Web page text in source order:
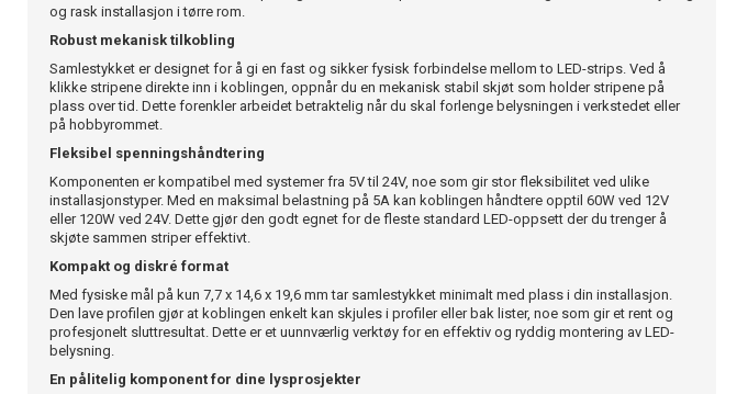
og rask installasjon i tørre rom.
Robust mekanisk tilkobling
Samlestykket er designet for å gi en fast og sikker fysisk forbindelse mellom to LED-strips. Ved å
klikke stripene direkte inn i koblingen, oppnår du en mekanisk stabil skjøt som holder stripene på
plass over tid. Dette forenkler arbeidet betraktelig når du skal forlenge belysningen i verkstedet eller
på hobbyrommet.
Fleksibel spenningshåndtering
Komponenten er kompatibel med systemer fra 5V til 24V, noe som gir stor fleksibilitet ved ulike
installasjonstyper. Med en maksimal belastning på 5A kan koblingen håndtere opptil 60W ved 12V
eller 120W ved 24V. Dette gjør den godt egnet for de fleste standard LED-oppsett der du trenger å
skjøte sammen striper effektivt.
Kompakt og diskré format
Med fysiske mål på kun 7,7 x 14,6 x 19,6 mm tar samlestykket minimalt med plass i din installasjon.
Den lave profilen gjør at koblingen enkelt kan skjules i profiler eller bak lister, noe som gir et rent og
profesjonelt sluttresultat. Dette er et uunnværlig verktøy for en effektiv og ryddig montering av LED-
belysning.
En pålitelig komponent for dine lysprosjekter